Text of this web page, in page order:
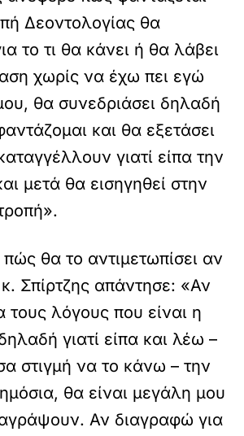
Δεοντολογίας θα
το τι θα κάνει ή θα λάβει
χωρίς να έχω πει εγώ
θα συνεδριάσει δηλαδή
και θα εξετάσει
γιατί είπα την
μετά θα εισηγηθεί στην
θα το αντιμετωπίσει αν
Σπίρτζης απάντησε: «Αν
τους λόγους που είναι η
γιατί είπα και λέω –
στιγμή να το κάνω – την
θα είναι μεγάλη μου
Αν διαγραφώ για